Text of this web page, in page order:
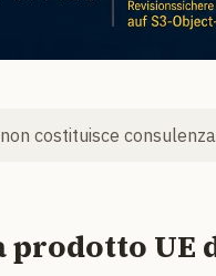
costituisce
UE